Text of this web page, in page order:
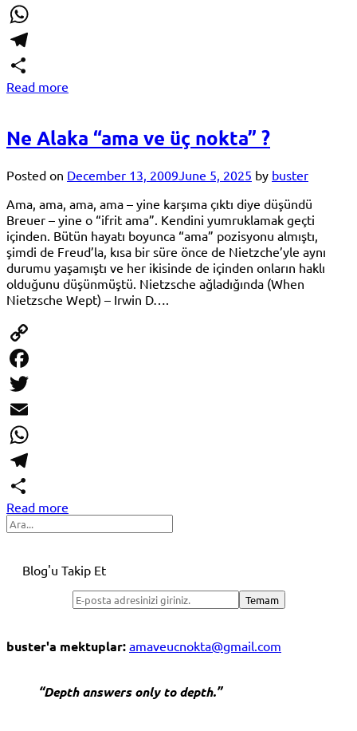
Email
WhatsApp
Telegram
Share
Read more
Ne Alaka “ama ve üç nokta” ?
Posted on December 13, 2009June 5, 2025 by buster
Ama, ama, ama, ama – yine karşıma çıktı diye düşündü
Breuer – yine o “ifrit ama”. Kendini yumruklamak geçti
içinden. Bütün hayatı boyunca “ama” pozisyonu almıştı,
şimdi de Freud’la, kısa bir süre önce de Nietzche’yle aynı
durumu yaşamıştı ve her ikisinde de içinden onların haklı
olduğunu düşünmüştü. Nietzsche ağladığında (When
Nietzsche Wept) – Irwin D….
Copy
Link
Facebook
Twitter
Email
WhatsApp
Telegram
Share
Read more
Search
Blog'u Takip Et
buster'a mektuplar: amaveucnokta@gmail.com
“Depth answers only to depth.”